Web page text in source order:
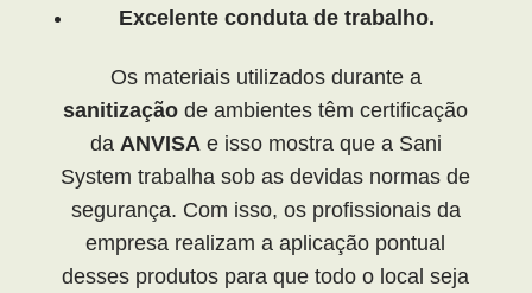
Excelente conduta de trabalho.
Os materiais utilizados durante a
sanitização de ambientes têm certificação
da ANVISA e isso mostra que a Sani
System trabalha sob as devidas normas de
segurança. Com isso, os profissionais da
empresa realizam a aplicação pontual
desses produtos para que todo o local seja